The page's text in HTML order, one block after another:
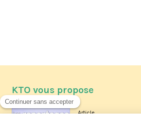
KTO vous propose
Article